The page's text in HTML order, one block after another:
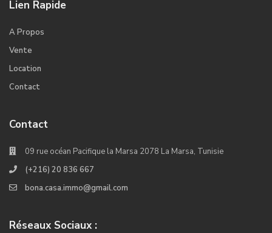
Lien Rapide
A Propos
Vente
Location
Contact
Contact
09 rue océan Pacifique la Marsa 2078 La Marsa, Tunisie
(+216) 20 836 667
bona.casa.immo@gmail.com
Réseaux Sociaux :